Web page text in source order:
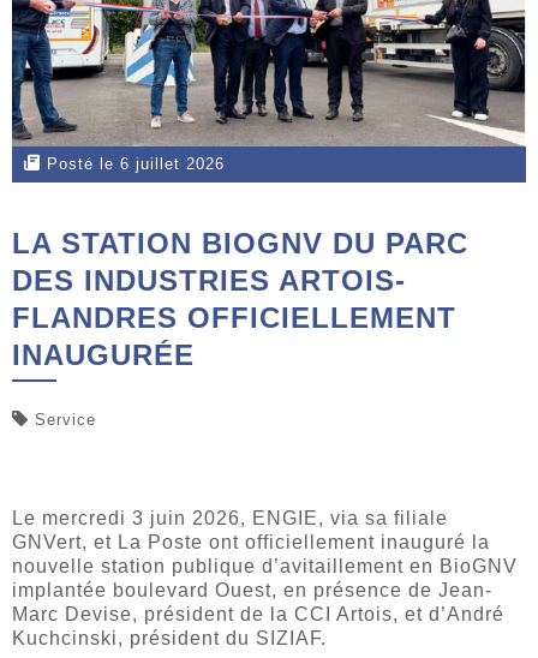
Posté le 6 juillet 2026
LA STATION BIOGNV DU PARC
DES INDUSTRIES ARTOIS-
FLANDRES OFFICIELLEMENT
INAUGURÉE
Service
Le mercredi 3 juin 2026, ENGIE, via sa filiale
GNVert, et La Poste ont officiellement inauguré la
nouvelle station publique d’avitaillement en BioGNV
implantée boulevard Ouest, en présence de Jean-
Marc Devise, président de la CCI Artois, et d’André
Kuchcinski, président du SIZIAF.